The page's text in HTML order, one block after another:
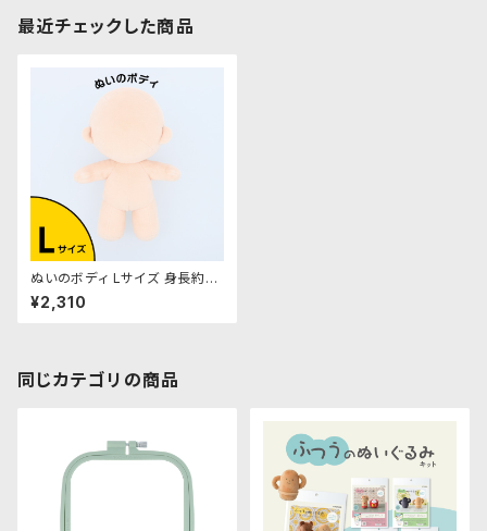
最近チェックした商品
ぬいのボディ Lサイズ 身長約20
cm（縫製済みぬいぐるみ素体）
｜清原株式会社
¥2,310
同じカテゴリの商品